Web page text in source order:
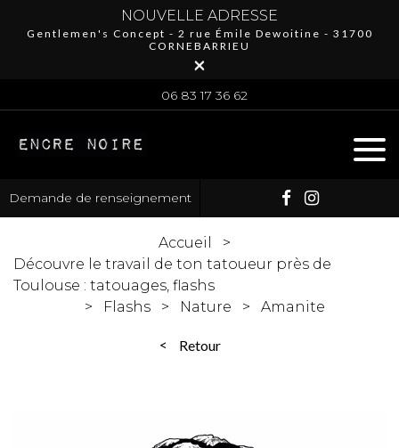
NOUVELLE ADRESSE
Gentlemen's Concept - 2 rue Émile Dewoitine - 31700
CORNEBARRIEU
×
06 83 17 36 62
Demande de renseignement
Accueil
Découvre le travail de ton tatoueur près de
Toulouse : tatouages, flashs
Flashs
Nature Amanite
Retour